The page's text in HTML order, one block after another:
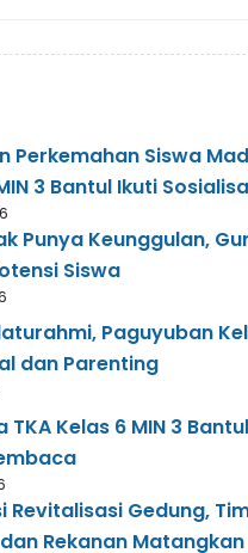
Perkemahan Siswa
3 Bantul Ikuti
Punya Keunggulan,
Siswa
Paguyuban
dan Parenting
TKA Kelas 6 MIN 3
Revitalisasi Gedung,
Rekanan